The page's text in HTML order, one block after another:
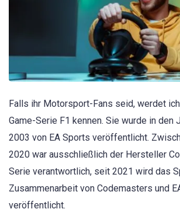
Falls ihr Motorsport-Fans seid, werdet
Game-Serie F1 kennen. Sie wurde in den
2003 von EA Sports veröffentlicht.
2020 war ausschließlich der Hersteller
Serie verantwortlich, seit 2021 wird das
Zusammenarbeit von Codemasters und
veröffentlicht.